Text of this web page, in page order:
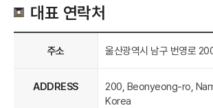
대표 연락처
주소 울산광역시 남구 번영로
ADDRESS
200, Beonyeong-ro,
Korea